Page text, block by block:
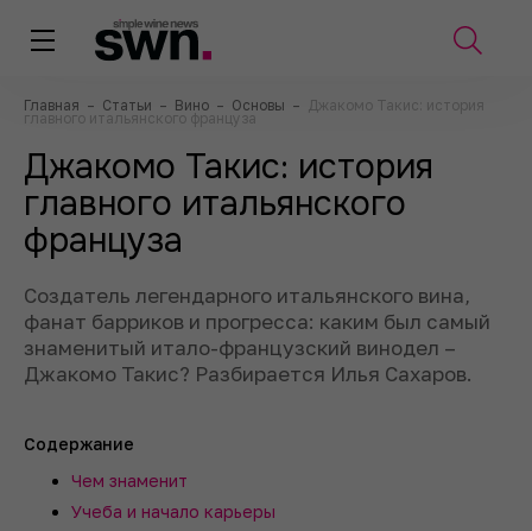
Главная – Статьи – Вино – Основы – Джакомо Такис: история
главного итальянского француза
Джакомо Такис: история
главного итальянского
француза
Создатель легендарного итальянского вина,
фанат барриков и прогресса: каким был самый
знаменитый итало-французский винодел –
Джакомо Такис? Разбирается Илья Сахаров.
Содержание
Чем знаменит
Учеба и начало карьеры